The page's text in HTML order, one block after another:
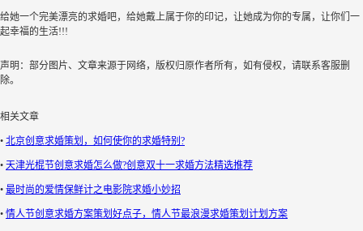
给她一个完美漂亮的求婚吧，给她戴上属于你的印记，让她成为你的专属，让你们一
起幸福的生活!!!
声明：部分图片、文章来源于网络，版权归原作者所有，如有侵权，请联系客服删
除。
相关文章
• 北京创意求婚策划，如何使你的求婚特别?
• 天津光棍节创意求婚怎么做?创意双十一求婚方法精选推荐
• 最时尚的爱情保鲜计之电影院求婚小妙招
• 情人节创意求婚方案策划好点子，情人节最浪漫求婚策划计划方案